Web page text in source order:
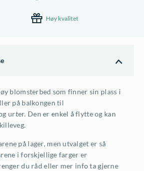
Høy kvalitet
blomsterbed som finner sin plass i
på balkongen til
urter. Den er enkel å flytte og kan
på lager, men utvalget er så
i forskjellige farger er
du råd eller mer info ta gjerne